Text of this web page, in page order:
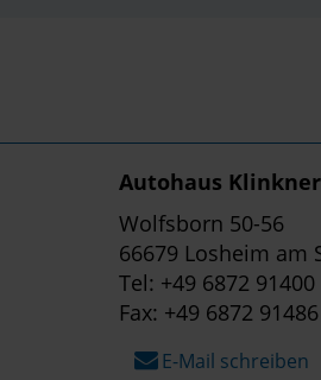
Autohaus
Wolfsborn 50-56
66679 Losheim am
Tel: +49 6872 91400
Fax: +49 6872 91486
E-Mail schreiben